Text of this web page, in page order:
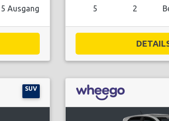
5 Ausgang 5 2
SUV